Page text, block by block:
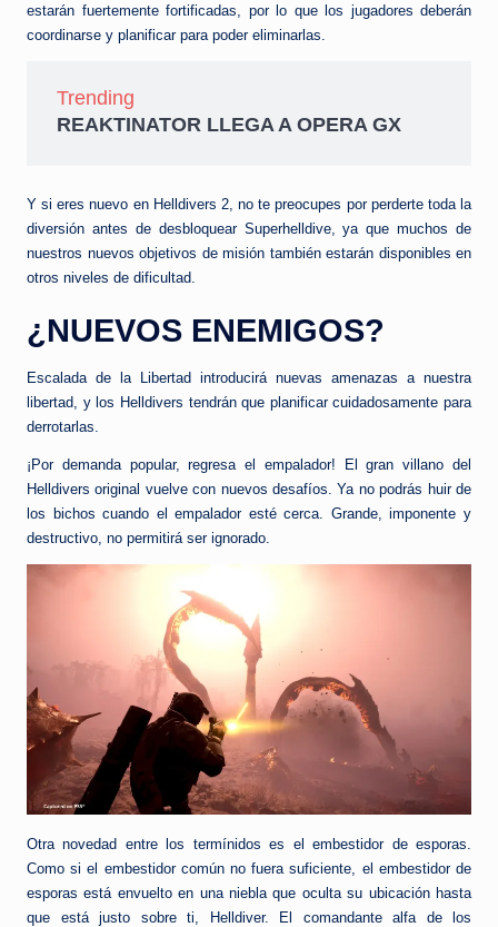
estarán fuertemente fortificadas, por lo que los jugadores deberán
coordinarse y planificar para poder eliminarlas.
Trending
REAKTINATOR LLEGA A OPERA GX
Y si eres nuevo en Helldivers 2, no te preocupes por perderte toda la
diversión antes de desbloquear Superhelldive, ya que muchos de
nuestros nuevos objetivos de misión también estarán disponibles en
otros niveles de dificultad.
¿NUEVOS ENEMIGOS?
Escalada de la Libertad introducirá nuevas amenazas a nuestra
libertad, y los Helldivers tendrán que planificar cuidadosamente para
derrotarlas.
¡Por demanda popular, regresa el empalador! El gran villano del
Helldivers original vuelve con nuevos desafíos. Ya no podrás huir de
los bichos cuando el empalador esté cerca. Grande, imponente y
destructivo, no permitirá ser ignorado.
Otra novedad entre los termínidos es el embestidor de esporas.
Como si el embestidor común no fuera suficiente, el embestidor de
esporas está envuelto en una niebla que oculta su ubicación hasta
que está justo sobre ti, Helldiver. El comandante alfa de los